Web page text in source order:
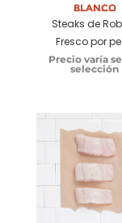
Blanco
Steaks de
Fresco por
Precio varía
selección
opciones